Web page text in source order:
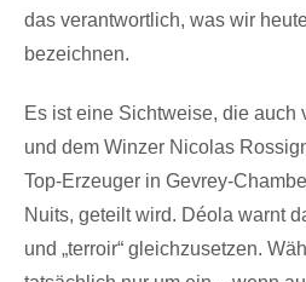
das verantwortlich, was wir
bezeichnen.
Es ist eine Sichtweise, die auch
und dem Winzer Nicolas
Top-Erzeuger in Gevrey-
Nuits, geteilt wird. Déola warnt
und „terroir“ gleichzusetzen.